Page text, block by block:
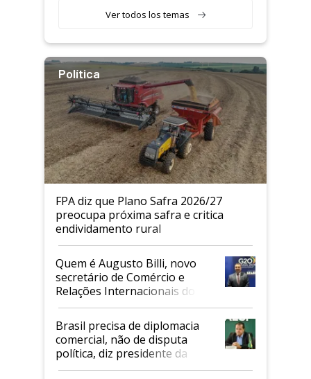
Ver todos los temas
Política
FPA diz que Plano Safra 2026/27
preocupa próxima safra e critica
endividamento rural
Quem é Augusto Billi, novo
secretário de Comércio e
Relações Internacionais do
Mapa
Brasil precisa de diplomacia
comercial, não de disputa
política, diz presidente da
Faesp